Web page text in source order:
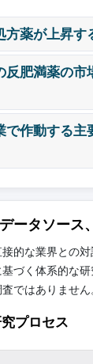
方薬が上昇す
反肥満薬の市
で作動する主
ータソース
的な業界との対
づく体系的な
ではありません
プロセス